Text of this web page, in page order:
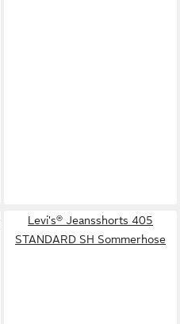
Levi's® Jeansshorts 405
STANDARD SH Sommerhose